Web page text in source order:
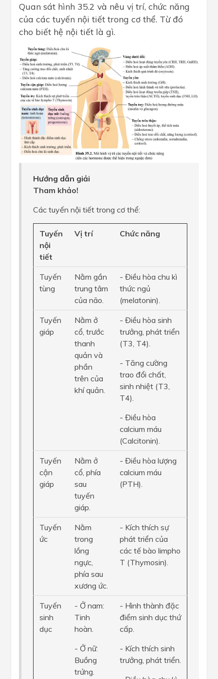
Quan sát hình 35.2 và nêu vị trí, chức năng
của các tuyến nội tiết trong cơ thể. Từ đó
cho biết hệ nội tiết là gì.
Hướng dẫn giải
Tham khảo!
Các tuyến nội tiết trong cơ thể:
Tuyến
nội
tiết
Vị trí Chức năng
Tuyến
tùng
Nằm gần
trung tâm
của não.
- Điều hòa chu kì
thức ngủ
(melatonin).
Tuyến
giáp
Nằm ở
cổ, trước
thanh
quản và
phần
trên của
khí quản.
- Điều hòa sinh
trưởng, phát triển
(T3, T4).
- Tăng cường
trao đổi chất,
sinh nhiệt (T3,
T4).
- Điều hòa
calcium máu
(Calcitonin).
Tuyến
cận
giáp
Nằm ở
cổ, phía
sau
tuyến
giáp.
- Điều hòa lượng
calcium máu
(PTH).
Tuyến
ức
Nằm
trong
lồng
ngực,
phía sau
xương ức.
- Kích thích sự
phát triển của
các tế bào limpho
T (Thymosin).
Tuyến
sinh
dục
- Ở nam:
Tinh
hoàn.
- Ở nữ:
Buồng
trứng.
- Hình thành đặc
điểm sinh dục thứ
cấp.
- Kích thích sinh
trưởng, phát triển.